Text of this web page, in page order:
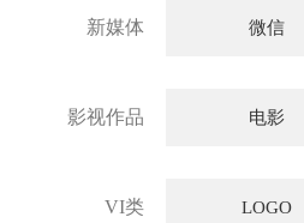
新媒体 微信
影视作品 电影
VI类 LOGO